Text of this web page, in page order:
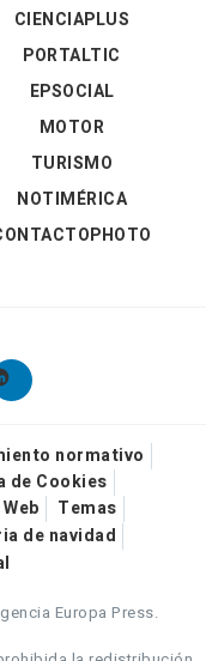
CIENCIAPLUS
PORTALTIC
EPSOCIAL
MOTOR
TURISMO
NOTIMÉRICA
normativo
de Cookies
Temas
de navidad
Europa Press.